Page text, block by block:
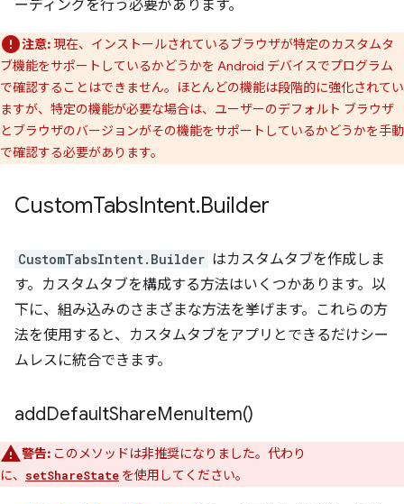
ーディングを行う必要があります。
注意: 現在、インストールされているブラウザが特定のカスタムタ
ブ機能をサポートしているかどうかを Android デバイスでプログラム
で確認することはできません。ほとんどの機能は段階的に強化されてい
ますが、特定の機能が必要な場合は、ユーザーのデフォルト ブラウザ
とブラウザのバージョンがその機能をサポートしているかどうかを手動
で確認する必要があります。
CustomTabsIntent.Builder
CustomTabsIntent.Builder はカスタムタブを作成しま
す。カスタムタブを構成する方法はいくつかあります。以
下に、組み込みのさまざまな方法を挙げます。これらの方
法を使用すると、カスタムタブをアプリとできるだけシー
ムレスに統合できます。
addDefaultShareMenuItem()
警告: このメソッドは非推奨になりました。代わり
に、
setShareState を使用してください。